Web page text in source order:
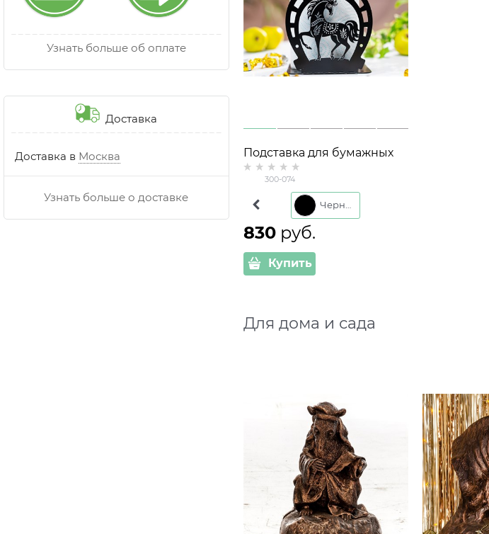
Узнать больше об оплате
Доставка
Доставка в Москва
Узнать больше о доставке
Подставка для бумажных
полотенец Лошадь с
подковой 300-074
300-074
Золото Черный
830 руб.
Купить
Для дома и сада